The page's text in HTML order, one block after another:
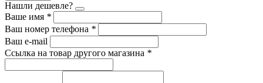
Нашли дешевле?
Ваше имя *
Ваш номер телефона *
Ваш e-mail
Ссылка на товар другого магазина *